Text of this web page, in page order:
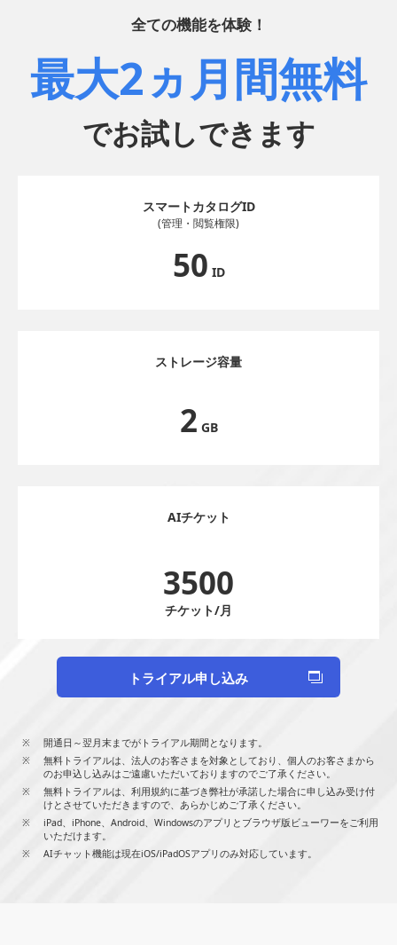
全ての機能を体験！
最大2ヵ月間無料
でお試しできます
スマートカタログID
(管理・閲覧権限)
50 ID
ストレージ容量
2 GB
AIチケット
3500
チケット/月
トライアル申し込み
開通日～翌月末までがトライアル期間となります。
無料トライアルは、法人のお客さまを対象としており、個人のお客さまから
のお申込し込みはご遠慮いただいておりますのでご了承ください。
無料トライアルは、利用規約に基づき弊社が承諾した場合に申し込み受け付
けとさせていただきますので、あらかじめご了承ください。
iPad、iPhone、Android、Windowsのアプリとブラウザ版ビューワーをご利用
いただけます。
AIチャット機能は現在iOS/iPadOSアプリのみ対応しています。